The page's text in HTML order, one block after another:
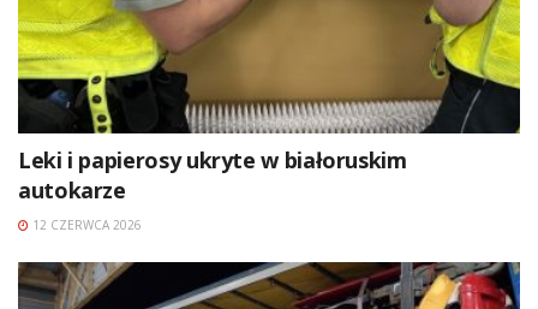
Leki i papierosy ukryte w białoruskim
autokarze
12 CZERWCA 2026